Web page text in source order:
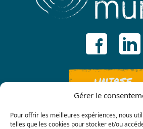
Gérer le
Pour offrir les meilleures expériences, nous
telles que les cookies pour stocker et/ou
UNIRSE